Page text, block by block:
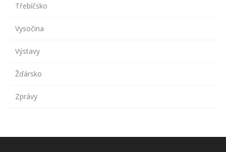
Třebíčsko
Vysočina
Výstavy
Žďársko
Zprávy